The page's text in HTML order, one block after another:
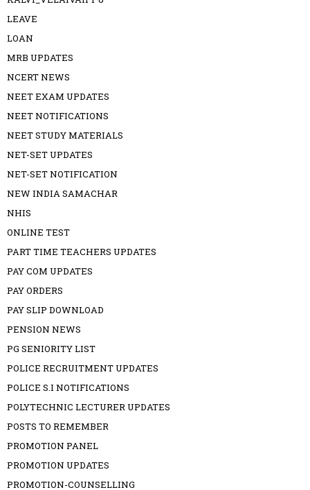
LEAVE
LOAN
MRB UPDATES
NCERT NEWS
NEET EXAM UPDATES
NEET NOTIFICATIONS
NEET STUDY MATERIALS
NET-SET UPDATES
NET-SET NOTIFICATION
NEW INDIA SAMACHAR
NHIS
ONLINE TEST
PART TIME TEACHERS UPDATES
PAY COM UPDATES
PAY ORDERS
PAY SLIP DOWNLOAD
PENSION NEWS
PG SENIORITY LIST
POLICE RECRUITMENT UPDATES
POLICE S.I NOTIFICATIONS
POLYTECHNIC LECTURER UPDATES
POSTS TO REMEMBER
PROMOTION PANEL
PROMOTION UPDATES
PROMOTION-COUNSELLING